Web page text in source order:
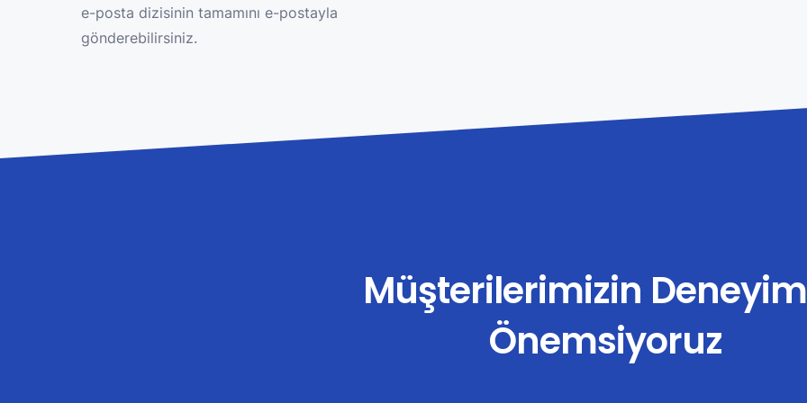
e-posta dizisinin tamamını e-postayla
gönderebilirsiniz.
Müşterilerimizin
Önemsiyoruz